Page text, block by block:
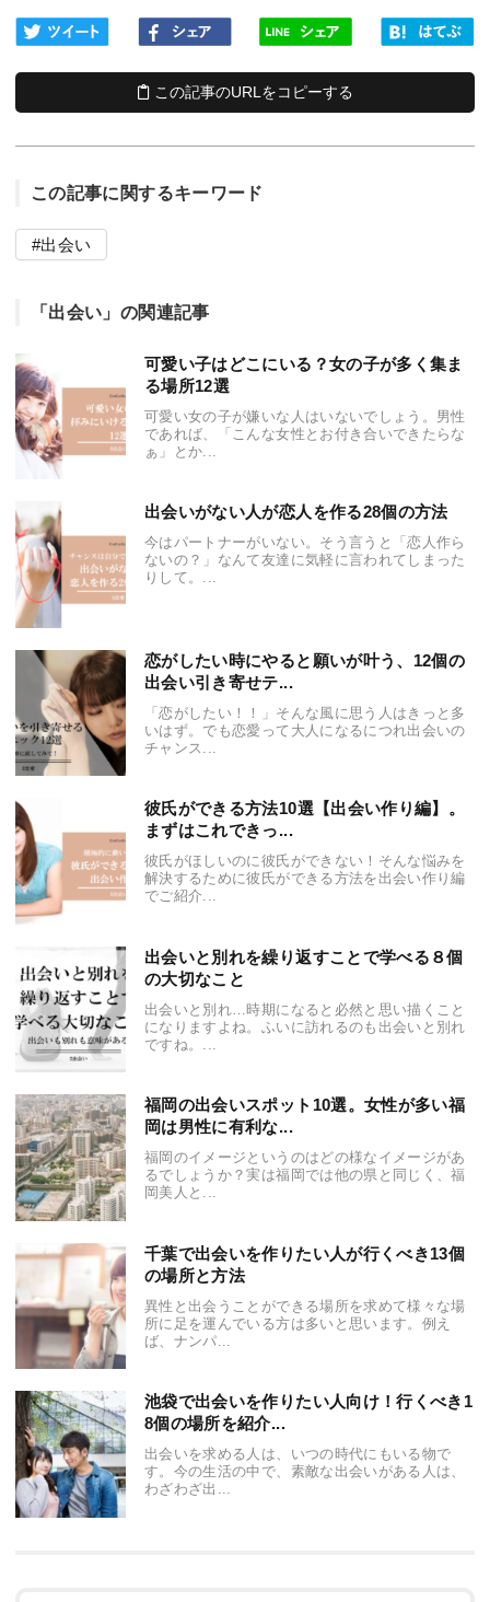
この記事のURLをコピーする
この記事に関するキーワード
出会い
「出会い」の関連記事
可愛い子はどこにいる？女の子が多く集ま
る場所12選
可愛い女の子が嫌いな人はいないでしょう。男性
であれば、「こんな女性とお付き合いできたらな
ぁ」とか...
出会いがない人が恋人を作る28個の方法
今はパートナーがいない。そう言うと「恋人作ら
ないの？」なんて友達に気軽に言われてしまった
りして。...
恋がしたい時にやると願いが叶う、12個の
出会い引き寄せテ...
「恋がしたい！！」そんな風に思う人はきっと多
いはず。でも恋愛って大人になるにつれ出会いの
チャンス...
彼氏ができる方法10選【出会い作り編】。
まずはこれできっ...
彼氏がほしいのに彼氏ができない！そんな悩みを
解決するために彼氏ができる方法を出会い作り編
でご紹介...
出会いと別れを繰り返すことで学べる８個
の大切なこと
出会いと別れ…時期になると必然と思い描くこと
になりますよね。ふいに訪れるのも出会いと別れ
ですね。...
福岡の出会いスポット10選。女性が多い福
岡は男性に有利な...
福岡のイメージというのはどの様なイメージがあ
るでしょうか？実は福岡では他の県と同じく、福
岡美人と...
千葉で出会いを作りたい人が行くべき13個
の場所と方法
異性と出会うことができる場所を求めて様々な場
所に足を運んでいる方は多いと思います。例え
ば、ナンパ...
池袋で出会いを作りたい人向け！行くべき1
8個の場所を紹介...
出会いを求める人は、いつの時代にもいる物で
す。今の生活の中で、素敵な出会いがある人は、
わざわざ出...